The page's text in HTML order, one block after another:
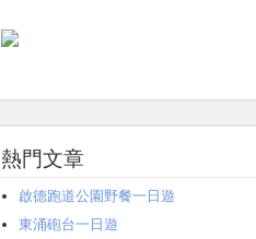
熱門文章
啟德跑道公園野餐一日遊
東涌砲台一日遊